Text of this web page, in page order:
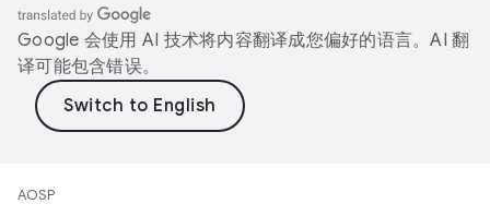
Google 会使用 AI 技术将内容翻译成您偏好的语言。AI 翻
译可能包含错误。
AOSP